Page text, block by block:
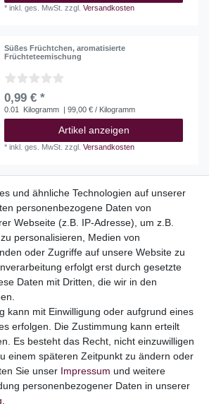
*inkl. ges. MwSt. zzgl.Versandkosten
Süßes Früchtchen, aromatisierte
Früchteteemischung
0,99 € *
0.01 Kilogramm | 99,00 € / Kilogramm
Artikel anzeigen
*inkl. ges. MwSt. zzgl.Versandkosten
und ähnliche Technologien auf unserer
personenbezogene Daten von
Webseite (z.B. IP-Adresse), um z.B.
personalisieren, Medien von
oder Zugriffe auf unsere Website zu
erfolgt erst durch gesetzte
Daten mit Dritten, die wir in den
kann mit Einwilligung oder aufgrund eines
erfolgen. Die Zustimmung kann erteilt
Es besteht das Recht, nicht einzuwilligen
einem späteren Zeitpunkt zu ändern oder
Sie unser Impressum und weitere
personenbezogener Daten in unserer